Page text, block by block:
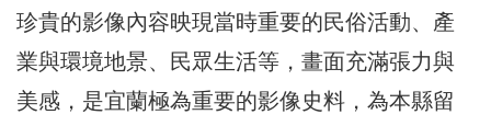
珍貴的影像內容映現當時重要的民俗活動、產
業與環境地景、民眾生活等，畫面充滿張力與
美感，是宜蘭極為重要的影像史料，為本縣留